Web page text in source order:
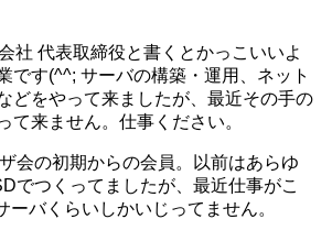
社 代表取締役と書くとかっこいいよ
です(^^; サーバの構築・運用、ネット
どをやって来ましたが、最近その手の
て来ません。仕事ください。
会の初期からの会員。以前はあらゆ
でつくってましたが、最近仕事がこ
ーバくらいしかいじってません。